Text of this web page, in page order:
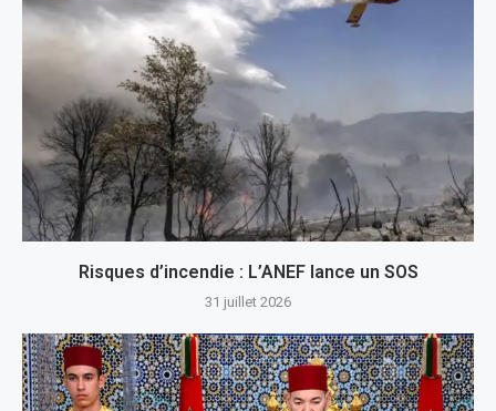
Risques d’incendie : L’ANEF lance un SOS
31 juillet 2026